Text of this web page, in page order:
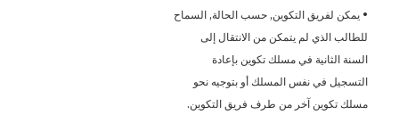
• يمكن لفريق التكوين, حسب الحالة, السماح
للطالب الذي لم يتمكن من الانتقال إلى
السنة الثانية في مسلك تكوين بإعادة
التسجيل في نفس المسلك أو بتوجيه نحو
مسلك تكوين آخر من طرف فريق التكوين.